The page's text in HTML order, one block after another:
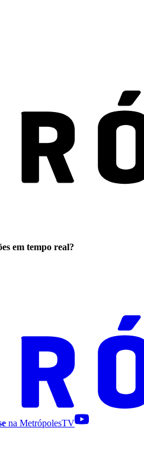
em tempo real?
na MetrópolesTV